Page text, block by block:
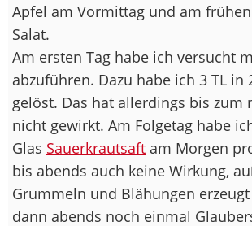
Apfel am Vormittag und am
Salat.
Am ersten Tag habe ich versucht
abzuführen. Dazu habe ich 3 TL in
gelöst. Das hat allerdings bis zum
nicht gewirkt. Am Folgetag habe
Glas Sauerkrautsaft am Morgen
bis abends auch keine Wirkung,
Grummeln und Blähungen
dann abends noch einmal